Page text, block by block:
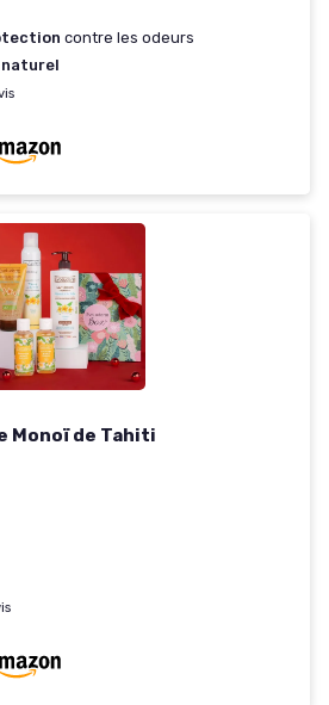
contre les odeurs
Monoï de Tahiti